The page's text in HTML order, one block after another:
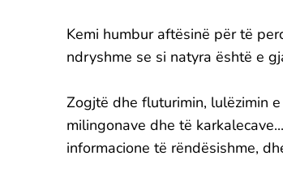
Kemi humbur aftësinë për të
ndryshme se si natyra është e
Zogjtë dhe fluturimin, lulëzimin
milingonave dhe të
informacione të rëndësishme,